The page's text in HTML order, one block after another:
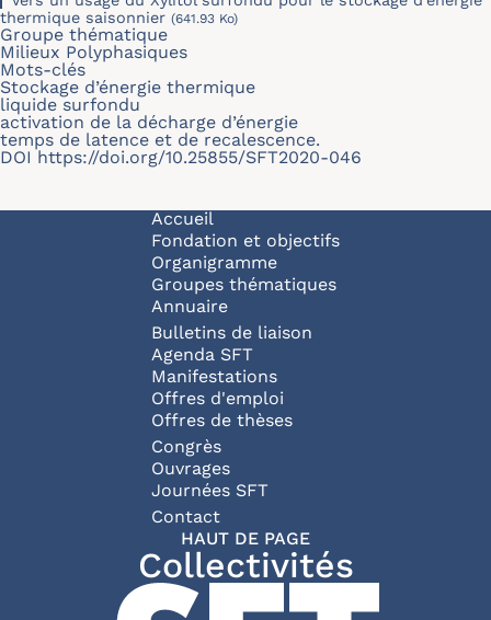
thermique saisonnier (641.93 Ko)
Groupe thématique
Milieux Polyphasiques
Mots-clés
Stockage d’énergie thermique
liquide surfondu
activation de la décharge d’énergie
temps de latence et de recalescence.
DOIhttps://doi.org/10.25855/SFT2020-046
Navigation principale
Accueil
Fondation et objectifs
Organigramme
Groupes thématiques
Annuaire
Bulletins de liaison
Agenda SFT
Manifestations
Offres d'emploi
Offres de thèses
Congrès
Ouvrages
Journées SFT
Pied de page
Contact
HAUT DE PAGE
Collectivités